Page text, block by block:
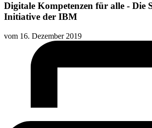
Digitale Kompetenzen für alle - Die
Initiative der IBM
vom 16. Dezember 2019